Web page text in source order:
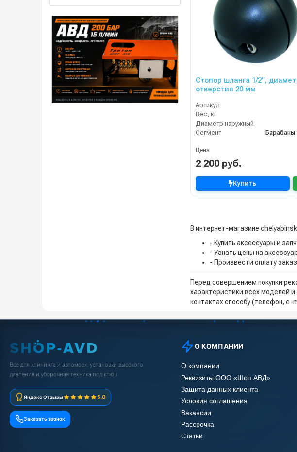
Стопор шланга 1/2”,
отверстия 20 мм
Артикул
Вес, кг
Диаметр наружный
Сегмент
Барабаны
Цена
2 200 руб.
Купить
В интернет-магазине
- Купить аксессуары и
- Узнать цены на
- Произвести оплату
Перед совершением покупки
характеристики всех моделей
контактах способу (телефон, e-
Всё для клининга и автомоек: установки высокого
давления и уборочная техника под ключ.
Яндекс Отзывы 5.0
Заказать звонок
О КОМПАНИИ
О компании
Реквизиты ООО «Шоп АВД»
Защита данных клиента
Условия соглашения
Вакансии
Рассрочка
Статьи